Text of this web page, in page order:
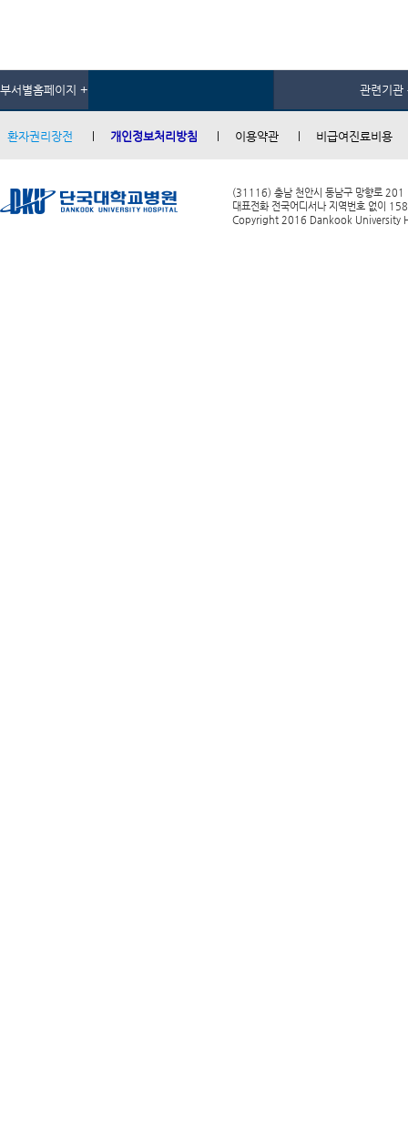
부서별홈페이지 + 관련기관
환자권리장전 개인정보처리방침 이용약관 비급여진료비용
(31116) 충남 천안시 동남구 망향로 201
대표전화 전국어디서나 지역번호 없이
Copyright 2016 Dankook University